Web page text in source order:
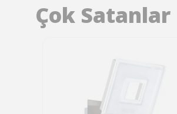
Çok Satanlar